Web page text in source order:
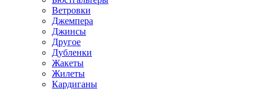
Ветровки
Джемпера
Джинсы
Другое
Дубленки
Жакеты
Жилеты
Кардиганы